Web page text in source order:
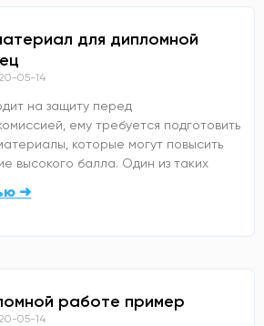
для дипломной
05-14
на защиту перед
ему требуется подготовить
которые могут повысить
высокого балла. Один из таких
➜
работе пример
05-14